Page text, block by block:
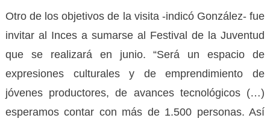
Otro de los objetivos de la visita -indicó González- fue
invitar al Inces a sumarse al Festival de la Juventud
que se realizará en junio. “Será un espacio de
expresiones culturales y de emprendimiento de
jóvenes productores, de avances tecnológicos (…)
esperamos contar con más de 1.500 personas. Así